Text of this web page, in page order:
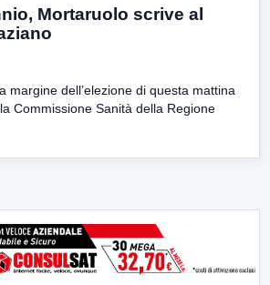
Mortaruolo scrive al
margine dell’elezione di questa mattina
Commissione Sanità della Regione